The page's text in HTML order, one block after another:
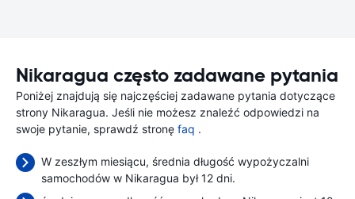
Nikaragua często zadawane pytania
Poniżej znajdują się najczęściej zadawane pytania dotyczące
strony Nikaragua. Jeśli nie możesz znaleźć odpowiedzi na
swoje pytanie, sprawdź stronę faq .
W zeszłym miesiącu, średnia długość wypożyczalni
samochodów w Nikaragua był 12 dni.